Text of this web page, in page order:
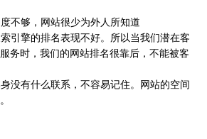
不够，网站很少为外人所知道
引擎的排名表现不好。所以当我们潜在客
务时，我们的网站排名很靠后，不能被客
没有什么联系，不容易记住。网站的空间